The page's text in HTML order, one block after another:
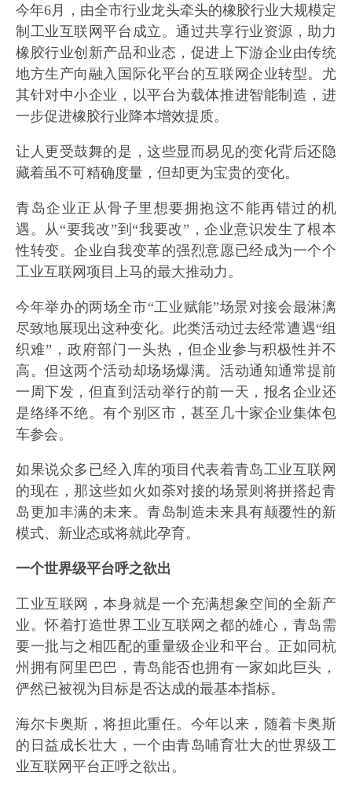
今年6月，由全市行业龙头牵头的橡胶行业大规模定
制工业互联网平台成立。通过共享行业资源，助力
橡胶行业创新产品和业态，促进上下游企业由传统
地方生产向融入国际化平台的互联网企业转型。尤
其针对中小企业，以平台为载体推进智能制造，进
一步促进橡胶行业降本增效提质。
让人更受鼓舞的是，这些显而易见的变化背后还隐
藏着虽不可精确度量，但却更为宝贵的变化。
青岛企业正从骨子里想要拥抱这不能再错过的机
遇。从“要我改”到“我要改”，企业意识发生了根本
性转变。企业自我变革的强烈意愿已经成为一个个
工业互联网项目上马的最大推动力。
今年举办的两场全市“工业赋能”场景对接会最淋漓
尽致地展现出这种变化。此类活动过去经常遭遇“组
织难”，政府部门一头热，但企业参与积极性并不
高。但这两个活动却场场爆满。活动通知通常提前
一周下发，但直到活动举行的前一天，报名企业还
是络绎不绝。有个别区市，甚至几十家企业集体包
车参会。
如果说众多已经入库的项目代表着青岛工业互联网
的现在，那这些如火如荼对接的场景则将拼搭起青
岛更加丰满的未来。青岛制造未来具有颠覆性的新
模式、新业态或将就此孕育。
一个世界级平台呼之欲出
工业互联网，本身就是一个充满想象空间的全新产
业。怀着打造世界工业互联网之都的雄心，青岛需
要一批与之相匹配的重量级企业和平台。正如同杭
州拥有阿里巴巴，青岛能否也拥有一家如此巨头，
俨然已被视为目标是否达成的最基本指标。
海尔卡奥斯，将担此重任。今年以来，随着卡奥斯
的日益成长壮大，一个由青岛哺育壮大的世界级工
业互联网平台正呼之欲出。